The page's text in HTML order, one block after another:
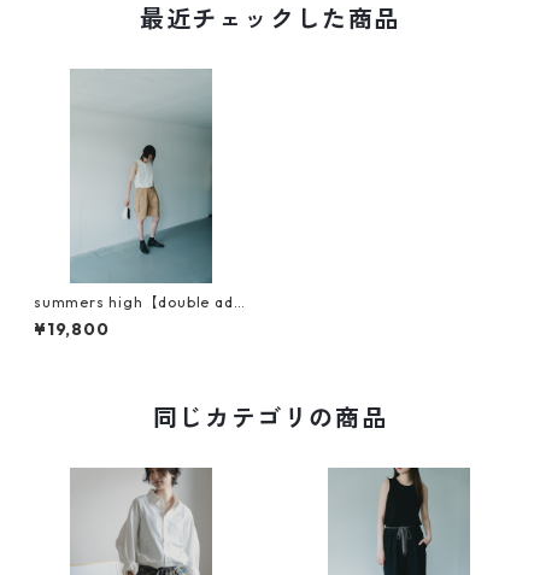
最近チェックした商品
summers high【double adju
st half cargo pants】
¥19,800
同じカテゴリの商品